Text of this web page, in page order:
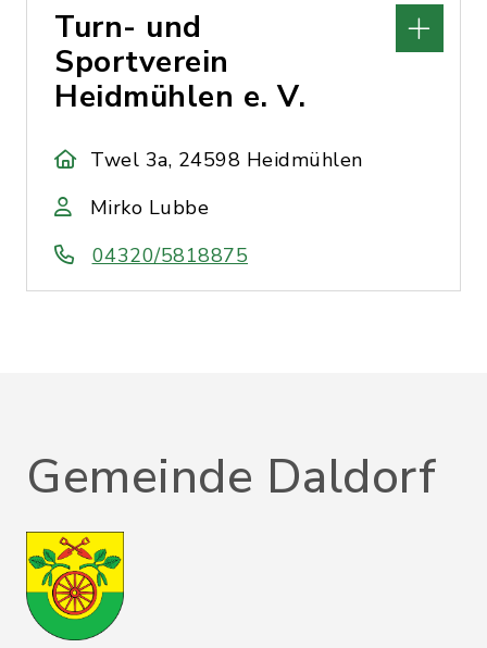
Turn- und
Sportverein
Heidmühlen e. V.
Twel 3a, 24598 Heidmühlen
Mirko Lubbe
04320/5818875
Gemeinde Daldorf